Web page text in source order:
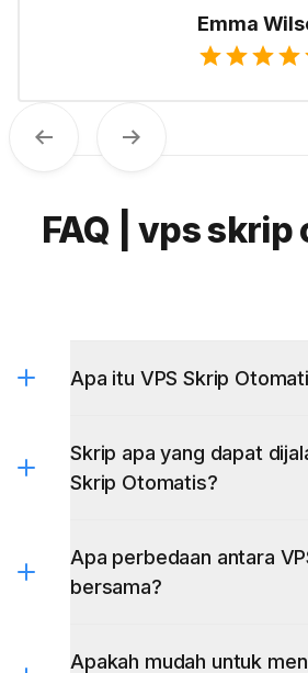
Emma
SebelumnyaSelanjutnya
FAQ | vps
Apa itu VPS Skrip
Skrip apa yang dapat
Skrip Otomatis?
Apa perbedaan antara
bersama?
Apakah mudah untuk